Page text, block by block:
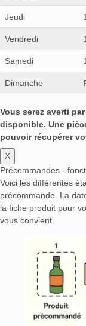
Jeudi
Vendredi
Samedi
Dimanche
Vous serez averti
disponible. Une
pouvoir récupérer
X
Précommandes -
Voici les différentes
précommande. La
la fiche produit pour
vous convient.